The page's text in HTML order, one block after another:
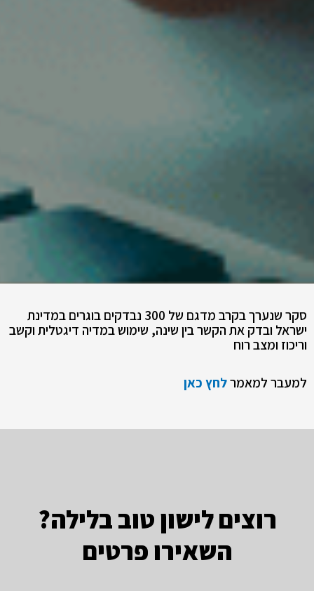
סקר שנערך בקרב מדגם של 300 נבדקים בוגרים במדינת
ישראל ובדק את הקשר בין שינה, שימוש במדיה דיגטלית וקשב
וריכוז ומצב רוח
למעבר למאמרלחץ כאן
רוצים לישון טוב בלילה?
השאירו פרטים